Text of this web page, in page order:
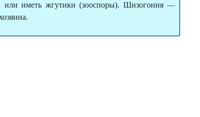
или иметь жгутики (зооспоры). Шизогония —